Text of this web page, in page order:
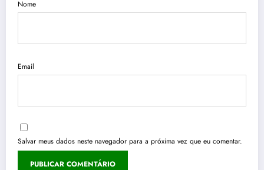
Nome
Email
Salvar meus dados neste navegador para a próxima vez que eu comentar.